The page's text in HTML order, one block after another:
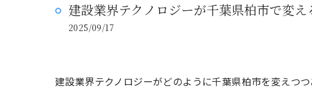
建設業界テクノロジーが千葉県柏市で変
2025/09/17
建設業界テクノロジーがどのように千葉県柏市を変えつ